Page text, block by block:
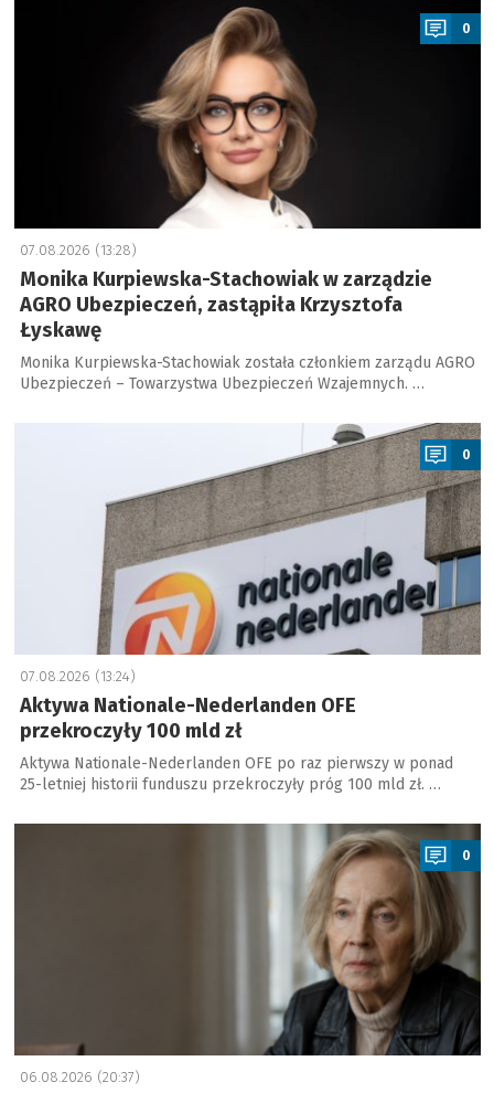
0
07.08.2026 (13:28)
Monika Kurpiewska-Stachowiak w zarządzie
AGRO Ubezpieczeń, zastąpiła Krzysztofa
Łyskawę
Monika Kurpiewska-Stachowiak została członkiem zarządu AGRO
Ubezpieczeń – Towarzystwa Ubezpieczeń Wzajemnych. …
0
07.08.2026 (13:24)
Aktywa Nationale-Nederlanden OFE
przekroczyły 100 mld zł
Aktywa Nationale-Nederlanden OFE po raz pierwszy w ponad
25-letniej historii funduszu przekroczyły próg 100 mld zł. …
a
0
06.08.2026 (20:37)